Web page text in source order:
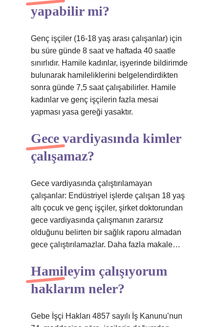
yapabilir mi?
Genç işçiler (16-18 yaş arası çalışanlar) için
bu süre günde 8 saat ve haftada 40 saatle
sınırlıdır. Hamile kadınlar, işyerinde bildirimde
bulunarak hamileliklerini belgelendirdikten
sonra günde 7,5 saat çalışabilirler. Hamile
kadınlar ve genç işçilerin fazla mesai
yapması yasa gereği yasaktır.
Gece vardiyasında kimler
çalışamaz?
Gece vardiyasında çalıştırılamayan
çalışanlar: Endüstriyel işlerde çalışan 18 yaş
altı çocuk ve genç işçiler, şirket doktorundan
gece vardiyasında çalışmanın zararsız
olduğunu belirten bir sağlık raporu almadan
gece çalıştırılamazlar. Daha fazla makale…
Hamileyim çalışıyorum
haklarım neler?
Gebe İşçi Hakları 4857 sayılı İş Kanunu’nun